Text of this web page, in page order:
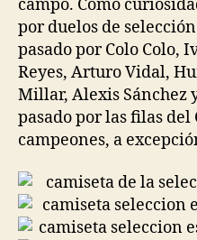
campo. Como
por duelos de
pasado por Colo Colo,
Reyes, Arturo Vidal,
Millar, Alexis Sánchez
pasado por las filas del
campeones, a